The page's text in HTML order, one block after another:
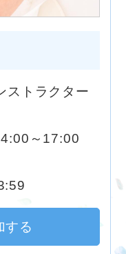
ストラクター
～17:00
する